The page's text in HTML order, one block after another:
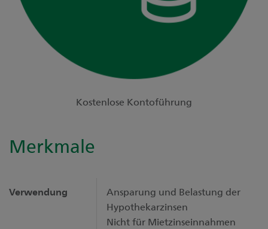
Kostenlose Kontoführung
Merkmale
Verwendung
Ansparung und Belastung der
Hypothekarzinsen
Nicht für Mietzinseinnahmen